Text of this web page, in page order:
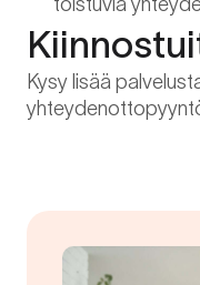
Kysy lisää